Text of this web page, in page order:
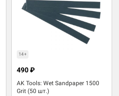
14+
AK Tools: Wet Sandpaper 1500
Grit (50 шт.)
490 ₽